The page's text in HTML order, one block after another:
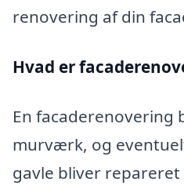
renovering af din
Hvad er
En facaderenovering
murværk, og
gavle bliver repareret